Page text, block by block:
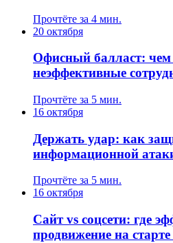
Прочтёте за 4 мин.
20 октября
Офисный балласт:
неэффективные
Прочтёте за 5 мин.
16 октября
Держать удар: как
информационной
Прочтёте за 5 мин.
16 октября
Сайт vs соцсети: где
продвижение на старте